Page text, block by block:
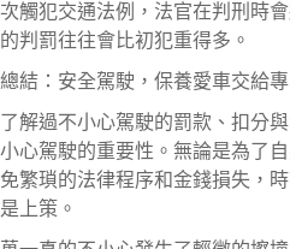
次觸犯交通法例，法官在判刑時
的判罰往往會比初犯重得多。
總結：安全駕駛，保養愛車交給
了解過不小心駕駛的罰款、扣分
小心駕駛的重要性。無論是為了
免繁瑣的法律程序和金錢損失，
是上策。